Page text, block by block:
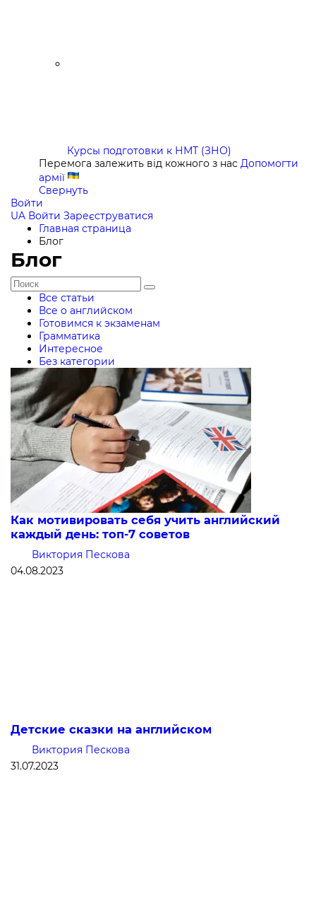
Курсы подготовки к НМТ (ЗНО)
Перемога залежить від кожного з нас Допомогти
армії
Свернуть
Войти
UA Войти Зареєструватися
Главная страница
Блог
Блог
Все статьи
Все о английском
Готовимся к экзаменам
Грамматика
Интересное
Без категории
Как мотивировать себя учить английский
каждый день: топ-7 советов
Виктория Пескова
04.08.2023
Детские сказки на английском
Виктория Пескова
31.07.2023